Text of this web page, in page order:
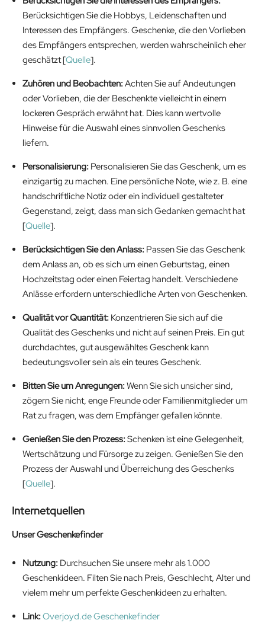
Berücksichtigen Sie die Hobbys, Leidenschaften und
Interessen des Empfängers. Geschenke, die den Vorlieben
des Empfängers entsprechen, werden wahrscheinlich eher
geschätzt [Quelle].
Zuhören und Beobachten:Achten Sie auf Andeutungen
oder Vorlieben, die der Beschenkte vielleicht in einem
lockeren Gespräch erwähnt hat. Dies kann wertvolle
Hinweise für die Auswahl eines sinnvollen Geschenks
liefern.
Personalisierung: Personalisieren Sie das Geschenk, um es
einzigartig zu machen. Eine persönliche Note, wie z. B. eine
handschriftliche Notiz oder ein individuell gestalteter
Gegenstand, zeigt, dass man sich Gedanken gemacht hat
[Quelle].
Berücksichtigen Sie den Anlass: Passen Sie das Geschenk
dem Anlass an, ob es sich um einen Geburtstag, einen
Hochzeitstag oder einen Feiertag handelt. Verschiedene
Anlässe erfordern unterschiedliche Arten von Geschenken.
Qualität vor Quantität: Konzentrieren Sie sich auf die
Qualität des Geschenks und nicht auf seinen Preis. Ein gut
durchdachtes, gut ausgewähltes Geschenk kann
bedeutungsvoller sein als ein teures Geschenk.
Bitten Sie um Anregungen:Wenn Sie sich unsicher sind,
zögern Sie nicht, enge Freunde oder Familienmitglieder um
Rat zu fragen, was dem Empfänger gefallen könnte.
Genießen Sie den Prozess:Schenken ist eine Gelegenheit,
Wertschätzung und Fürsorge zu zeigen. Genießen Sie den
Prozess der Auswahl und Überreichung des Geschenks
[Quelle].
Internetquellen
Unser Geschenkefinder
Nutzung: Durchsuchen Sie unsere mehr als 1.000
Geschenkideen. Filten Sie nach Preis, Geschlecht, Alter und
vielem mehr um perfekte Geschenkideen zu erhalten.
Link:Overjoyd.de Geschenkefinder